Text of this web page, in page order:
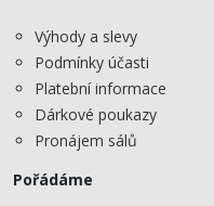
Výhody a slevy
Podmínky účasti
Platební informace
Dárkové poukazy
Pronájem sálů
Pořádáme